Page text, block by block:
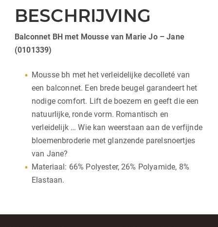
BESCHRIJVING
Balconnet BH met Mousse van Marie Jo – Jane
(0101339)
Mousse bh met het verleidelijke decolleté van
een balconnet. Een brede beugel garandeert het
nodige comfort. Lift de boezem en geeft die een
natuurlijke, ronde vorm. Romantisch en
verleidelijk … Wie kan weerstaan aan de verfijnde
bloemenbroderie met glanzende parelsnoertjes
van Jane?
Materiaal: 66% Polyester, 26% Polyamide, 8%
Elastaan.